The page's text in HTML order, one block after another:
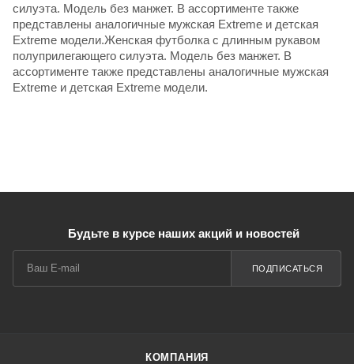
силуэта. Модель без манжет. В ассортименте также
представлены аналогичные мужская Extreme и детская
Extreme модели.Женская футболка с длинным рукавом
полуприлегающего силуэта. Модель без манжет. В
ассортименте также представлены аналогичные мужская
Extreme и детская Extreme модели.
Будьте в курсе наших акций и новостей
ПОДПИСАТЬСЯ
КОМПАНИЯ